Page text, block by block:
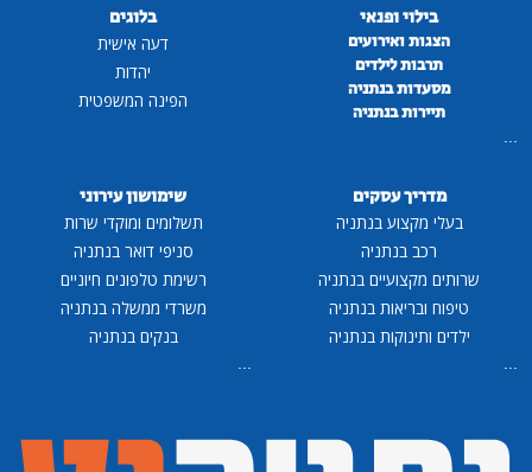
בילוי ופנאי
הצגות ואירועים
תרבות לילדים
מסעדות בנתניה
תיירות בנתניה
...
בלוגים
דעה אישית
יהדות
הפינה המשפטית
מדריך עסקים
בעלי מקצוע בנתניה
רכב בנתניה
שרותים מקצועיים בנתניה
טיפוח ובריאות בנתניה
ילדים ותינוקות בנתניה
...
שימושון עירוני
תשלומים ומוקדי שרות
סניפי דואר בנתניה
רשימת טלפונים חיוניים
משרדי ממשלה בנתניה
בנקים בנתניה
...